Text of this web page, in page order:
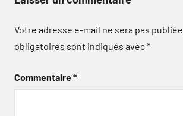
Votre adresse e-mail ne sera pas publiée.
obligatoires sont indiqués avec*
Commentaire*